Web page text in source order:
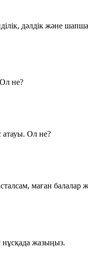
дәлдік және
Ол не?
атауы. Ол не?
маған балалар
нұсқада жазыңыз.